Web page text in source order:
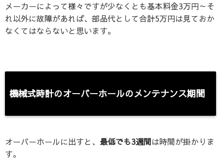
メーカーによって様々ですが少なくとも基本料金3万円～そ
れ以外に故障があれば、部品代として合計5万円は見ておか
なくてはならないと思います。
機械式時計のオーバーホールのメンテナンス期間
オーバーホールに出すと、 最低でも3週間は時間が掛かりま
す。